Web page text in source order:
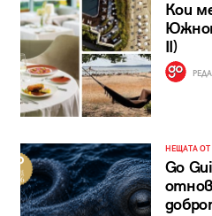
Кои
II)
НЕЩАТА
Go